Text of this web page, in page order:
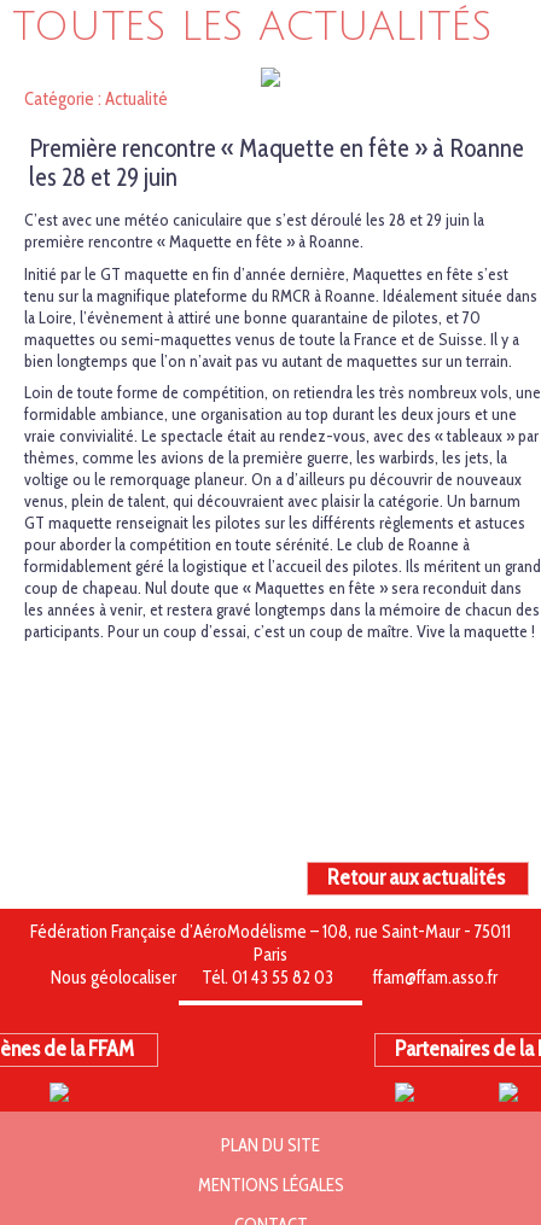
TOUTES LES ACTUALITÉS
Catégorie : Actualité
Première rencontre « Maquette en fête » à Roanne
les 28 et 29 juin
C’est avec une météo caniculaire que s’est déroulé les 28 et 29 juin la
première rencontre « Maquette en fête » à Roanne.
Initié par le GT maquette en fin d’année dernière, Maquettes en fête s’est
tenu sur la magnifique plateforme du RMCR à Roanne. Idéalement située dans
la Loire, l’évènement à attiré une bonne quarantaine de pilotes, et 70
maquettes ou semi-maquettes venus de toute la France et de Suisse. Il y a
bien longtemps que l’on n’avait pas vu autant de maquettes sur un terrain.
Loin de toute forme de compétition, on retiendra les très nombreux vols, une
formidable ambiance, une organisation au top durant les deux jours et une
vraie convivialité. Le spectacle était au rendez-vous, avec des « tableaux » par
thèmes, comme les avions de la première guerre, les warbirds, les jets, la
voltige ou le remorquage planeur. On a d’ailleurs pu découvrir de nouveaux
venus, plein de talent, qui découvraient avec plaisir la catégorie. Un barnum
GT maquette renseignait les pilotes sur les différents règlements et astuces
pour aborder la compétition en toute sérénité. Le club de Roanne à
formidablement géré la logistique et l’accueil des pilotes. Ils méritent un grand
coup de chapeau. Nul doute que « Maquettes en fête » sera reconduit dans
les années à venir, et restera gravé longtemps dans la mémoire de chacun des
participants. Pour un coup d’essai, c’est un coup de maître. Vive la maquette !
Retour aux actualités
Fédération Française d’AéroModélisme – 108, rue Saint-Maur - 75011
Paris
Nous géolocaliser
Tél. 01 43 55 82 03 ffam@ffam.asso.fr
de la FFAM Partenaires de la
PLAN DU SITE
MENTIONS LÉGALES